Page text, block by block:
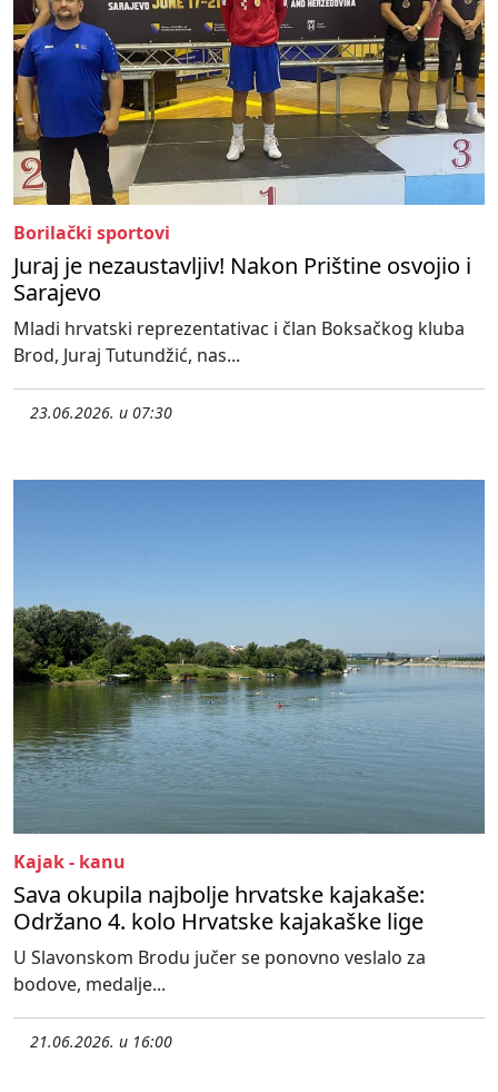
Borilački sportovi
Juraj je nezaustavljiv! Nakon Prištine osvojio i
Sarajevo
Mladi hrvatski reprezentativac i član Boksačkog kluba
Brod, Juraj Tutundžić, nas...
23.06.2026. u 07:30
Kajak - kanu
Sava okupila najbolje hrvatske kajakaše:
Održano 4. kolo Hrvatske kajakaške lige
U Slavonskom Brodu jučer se ponovno veslalo za
bodove, medalje...
21.06.2026. u 16:00